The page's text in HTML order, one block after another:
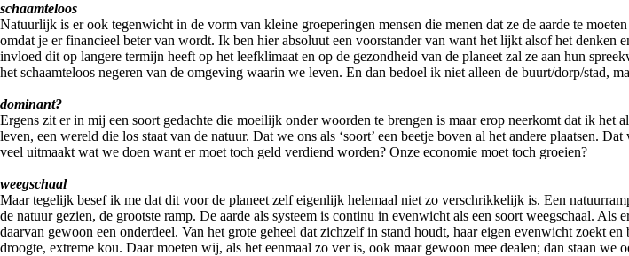
schaamteloos
Natuurlijk is er ook tegenwicht in de vorm van kleine groeperingen mensen die menen dat ze de aarde te
omdat je er financieel beter van wordt. Ik ben hier absoluut een voorstander van want het lijkt alsof het denken
invloed dit op langere termijn heeft op het leefklimaat en op de gezondheid van de planeet zal ze aan hun
het schaamteloos negeren van de omgeving waarin we leven. En dan bedoel ik niet alleen de buurt/dorp/stad,
dominant?
Ergens zit er in mij een soort gedachte die moeilijk onder woorden te brengen is maar erop neerkomt dat ik
leven, een wereld die los staat van de natuur. Dat we ons als ‘soort’ een beetje boven al het andere plaatsen.
veel uitmaakt wat we doen want er moet toch geld verdiend worden? Onze economie moet toch groeien?
weegschaal
Maar tegelijk besef ik me dat dit voor de planeet zelf eigenlijk helemaal niet zo verschrikkelijk is. Een
de natuur gezien, de grootste ramp. De aarde als systeem is continu in evenwicht als een soort weegschaal.
daarvan gewoon een onderdeel. Van het grote geheel dat zichzelf in stand houdt, haar eigen evenwicht zoekt
droogte, extreme kou. Daar moeten wij, als het eenmaal zo ver is, ook maar gewoon mee dealen; dan staan we